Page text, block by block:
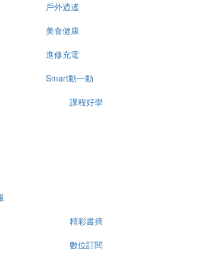
戶外逍遙
美食健康
進修充電
Smart動一動
課程好學
精彩書摘
數位訂閱